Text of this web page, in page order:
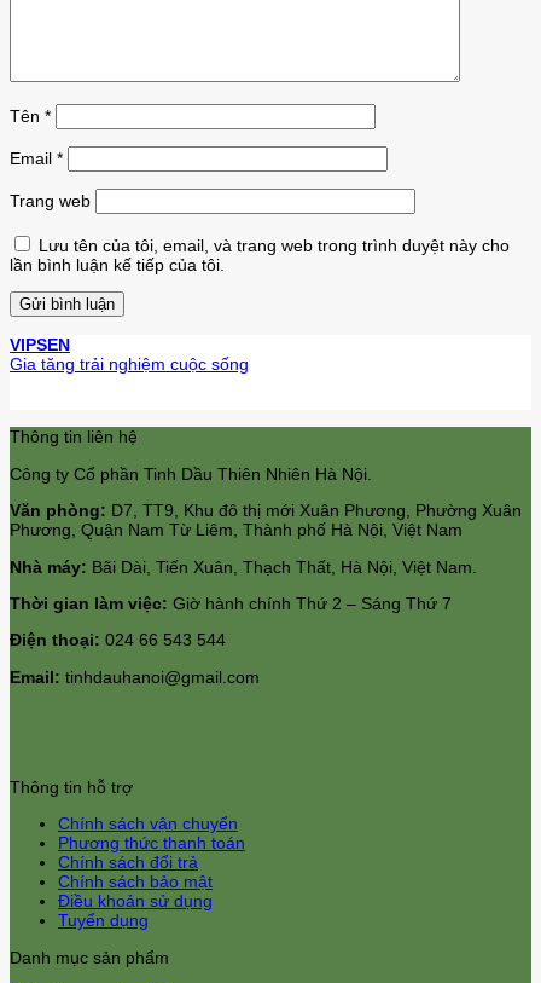
Tên *
Email *
Trang web
Lưu tên của tôi, email, và trang web trong trình duyệt này cho
lần bình luận kế tiếp của tôi.
VIPSEN
Gia tăng trải nghiệm cuộc sống
Thông tin liên hệ
Công ty Cổ phần Tinh Dầu Thiên Nhiên Hà Nội.
Văn phòng: D7, TT9, Khu đô thị mới Xuân Phương, Phường Xuân
Phương, Quận Nam Từ Liêm, Thành phố Hà Nội, Việt Nam
Nhà máy: Bãi Dài, Tiến Xuân, Thạch Thất, Hà Nội, Việt Nam.
Thời gian làm việc: Giờ hành chính Thứ 2 – Sáng Thứ 7
Điện thoại: 024 66 543 544
Email: tinhdauhanoi@gmail.com
Thông tin hỗ trợ
Chính sách vận chuyển
Phương thức thanh toán
Chính sách đổi trả
Chính sách bảo mật
Điều khoản sử dụng
Tuyển dụng
Danh mục sản phẩm